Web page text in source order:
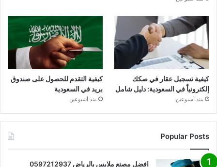
كيفية تسجيل عقار في صكك
إلكترونياً في السعودية: دليل شامل
منذ أسبوعين
كيفية التقدم للحصول على صندوق
بريد في السعودية
منذ أسبوعين
Popular Posts
افضل مصنع ملابس بالرياض 0597212937